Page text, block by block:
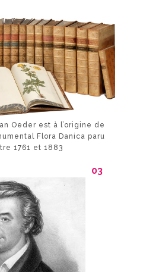
Oeder est à l’origine de
Flora Danica paru
1761 et 1883
03